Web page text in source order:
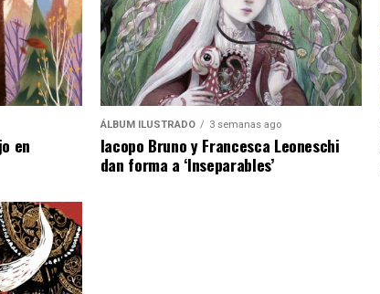
en
ÁLBUM ILUSTRADO 3 semanas ago
Iacopo Bruno y Francesca Leoneschi
dan forma a ‘Inseparables’